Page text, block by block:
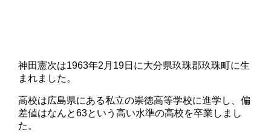
神田憲次は1963年2月19日に大分県玖珠郡玖珠町に生
まれました。
高校は広島県にある私立の崇徳高等学校に進学し、偏
差値はなんと63という高い水準の高校を卒業しまし
た。